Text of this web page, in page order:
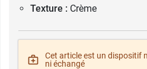
Texture : Crème
Cet article est un dispositif
ni échangé